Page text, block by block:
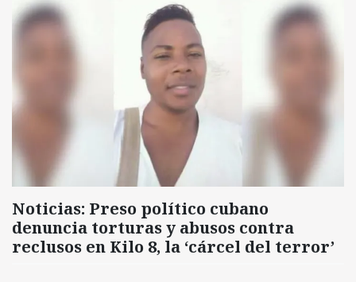
Noticias: Preso político cubano
denuncia torturas y abusos contra
reclusos en Kilo 8, la ‘cárcel del terror’